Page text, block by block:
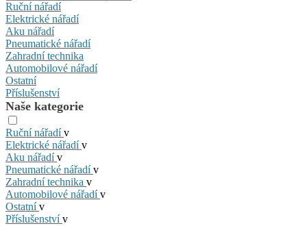
Ruční nářadí
Elektrické nářadí
Aku nářadí
Pneumatické nářadí
Zahradní technika
Automobilové nářadí
Ostatní
Příslušenství
Naše kategorie
Ruční nářadív
Elektrické nářadív
Aku nářadív
Pneumatické nářadív
Zahradní technika v
Automobilové nářadív
Ostatnív
Příslušenstvív